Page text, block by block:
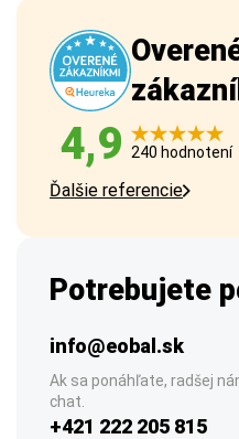
4,9 240 hodnotení
Ďalšie referencie
Potrebujete
info@eobal.sk
Ak sa ponáhľate, radšej
chat.
+421 222 205 815